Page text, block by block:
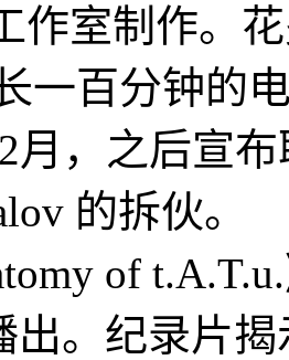
作室制作。
一百分钟的
月，之后宣
的拆伙。
of t.A.T.u.
出。纪录片